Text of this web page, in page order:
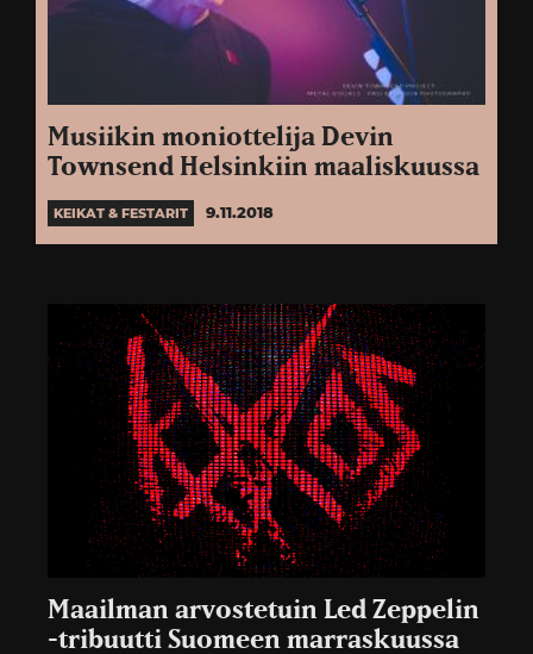
Musiikin moniottelija Devin
Townsend Helsinkiin maaliskuussa
KEIKAT & FESTARIT 9.11.2018
Maailman arvostetuin Led Zeppelin
-tribuutti Suomeen marraskuussa